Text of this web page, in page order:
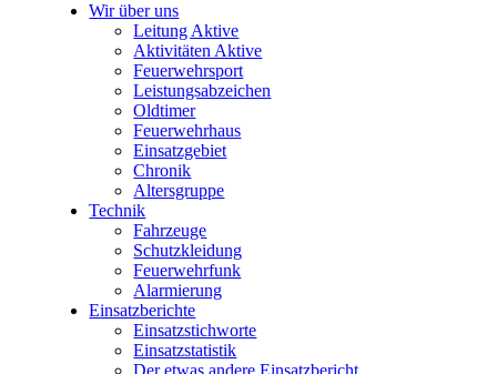
Wir über uns
Leitung Aktive
Aktivitäten Aktive
Feuerwehrsport
Leistungsabzeichen
Oldtimer
Feuerwehrhaus
Einsatzgebiet
Chronik
Altersgruppe
Technik
Fahrzeuge
Schutzkleidung
Feuerwehrfunk
Alarmierung
Einsatzberichte
Einsatzstichworte
Einsatzstatistik
Der etwas andere Einsatzbericht